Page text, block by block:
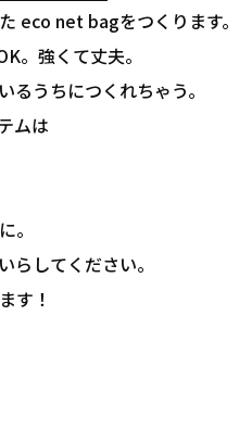
eco net bagをつくります。
。強くて丈夫。
うちにつくれちゃう。
ムは
。
らしてください。
す！